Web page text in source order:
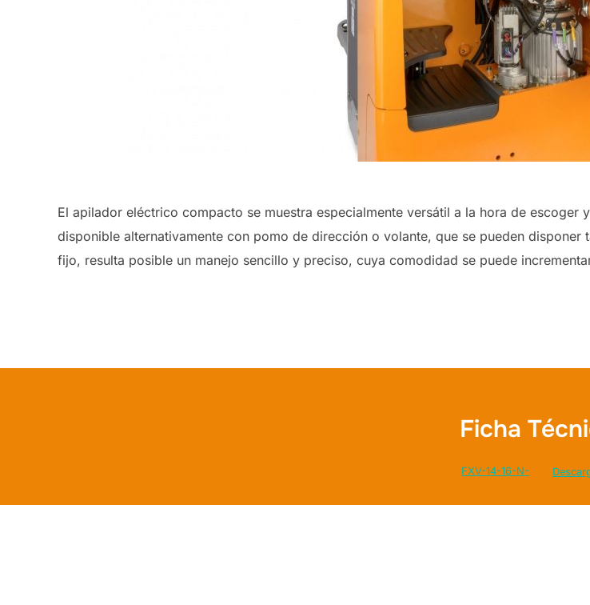
El apilador eléctrico compacto se muestra especialmente versátil a la hora de escoger
disponible alternativamente con pomo de dirección o volante, que se pueden
fijo, resulta posible un manejo sencillo y preciso, cuya comodidad se puede
Ficha
FXV-14-16-N-